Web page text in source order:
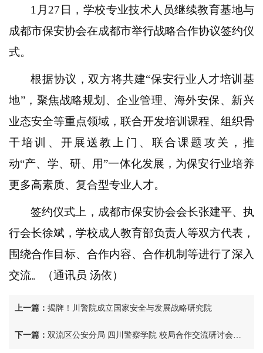
1月27日，学校专业技术人员继续教育基地与
成都市保安协会在成都市举行战略合作协议签约仪
式。
根据协议，双方将共建“保安行业人才培训基
地”，聚焦战略规划、企业管理、海外安保、新兴
业态安全等重点领域，联合开发培训课程、组织骨
干培训、开展送教上门、联合课题攻关，推
动“产、学、研、用”一体化发展，为保安行业培养
更多高素质、复合型专业人才。
签约仪式上，成都市保安协会会长张建平、执
行会长徐斌，学校成人教育部负责人等双方代表，
围绕合作目标、合作内容、合作机制等进行了深入
交流。（通讯员 汤依）
上一篇： 揭牌！川警院成立国家安全与发展战略研究院
下一篇： 双流区公安分局 四川警察学院 校局合作交流研讨会在成都校区召开